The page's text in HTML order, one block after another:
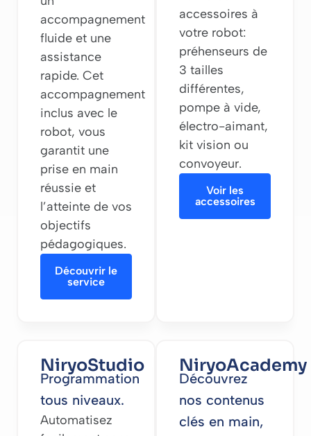
accompagnement
fluide et une
assistance
rapide. Cet
accompagnement
inclus avec le
robot, vous
garantit une
prise en main
réussie et
l’atteinte de vos
objectifs
pédagogiques.
Découvrir le
service
accessoires à
votre robot:
préhenseurs de
3 tailles
différentes,
pompe à vide,
électro-aimant,
kit vision ou
convoyeur.
Voir les
accessoires
NiryoStudio
Programmation
tous niveaux.
Automatisez
NiryoAcademy
Découvrez
nos contenus
clés en main,